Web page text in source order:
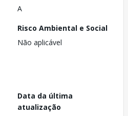
A
Risco Ambiental e Social
Não aplicável
Data da última
atualização